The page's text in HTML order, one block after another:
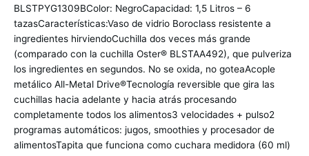
BLSTPYG1309BColor: NegroCapacidad: 1,5 Litros – 6
tazasCaracterísticas:Vaso de vidrio Boroclass resistente a
ingredientes hirviendoCuchilla dos veces más grande
(comparado con la cuchilla Oster® BLSTAA492), que pulveriza
los ingredientes en segundos. No se oxida, no goteaAcople
metálico All-Metal Drive®Tecnología reversible que gira las
cuchillas hacia adelante y hacia atrás procesando
completamente todos los alimentos3 velocidades + pulso2
programas automáticos: jugos, smoothies y procesador de
alimentosTapita que funciona como cuchara medidora (60 ml)